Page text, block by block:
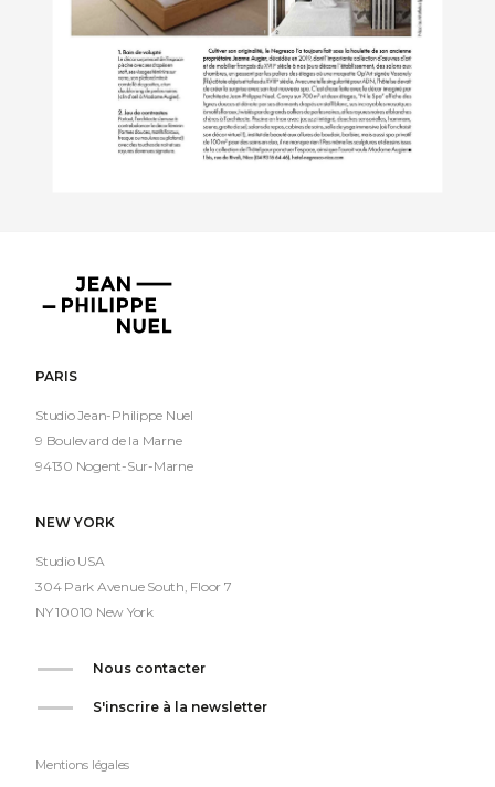
Jean-
Philippe
PARIS
Studio Jean-Philippe Nuel
9 Boulevard de la Marne
94130 Nogent-Sur-Marne
NEW YORK
Studio USA
304 Park Avenue South, Floor 7
NY 10010 New York
Nous contacter
S'inscrire à la newsletter
Mentions légales